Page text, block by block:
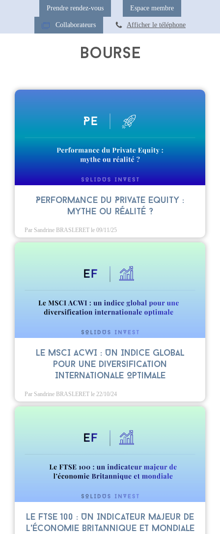
Prendre rendez-vous Espace membre
Collaborateurs Afficher le téléphone
Bourse
Performance du Private Equity :
mythe ou réalité ?
Par Sandrine BRASLERET le 09/11/25
Le MSCI ACWI : Un Indice Global
pour une Diversification
Internationale Optimale
Par Sandrine BRASLERET le 22/10/24
Le FTSE 100 : Un Indicateur Majeur de
l'Économie Britannique et Mondiale